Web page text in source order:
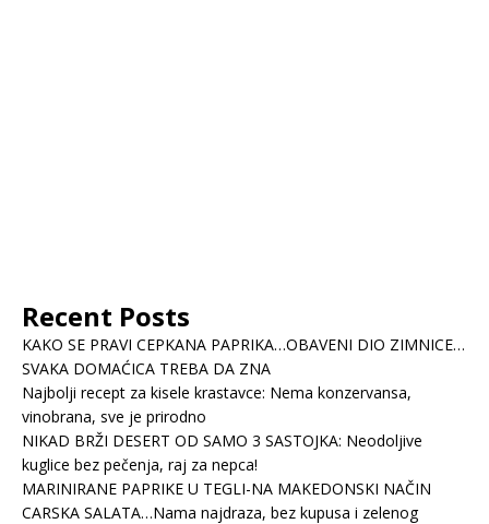
Recent Posts
KAKO SE PRAVI CEPKANA PAPRIKA…OBAVENI DIO ZIMNICE…
SVAKA DOMAĆICA TREBA DA ZNA
Najbolji recept za kisele krastavce: Nema konzervansa,
vinobrana, sve je prirodno
NIKAD BRŽI DESERT OD SAMO 3 SASTOJKA: Neodoljive
kuglice bez pečenja, raj za nepca!
MARINIRANE PAPRIKE U TEGLI-NA MAKEDONSKI NAČIN
CARSKA SALATA…Nama najdraza, bez kupusa i zelenog